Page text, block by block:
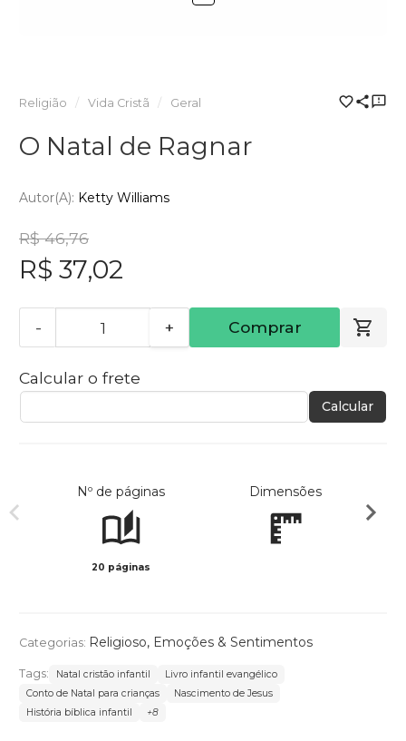
Religião Vida Cristã Geral
O Natal de Ragnar
Autor(a): Ketty Williams
R$ 46,76
R$ 37,02
- + Comprar
Calcular o frete
Calcular
Nº de páginas
20 páginas
Dimensões
Categorias: Religioso, Emoções & Sentimentos
Tags: Natal cristão infantil
Livro infantil evangélico
Conto de Natal para crianças
Nascimento de Jesus
História bíblica infantil
+8